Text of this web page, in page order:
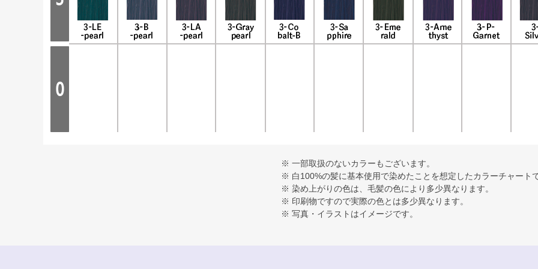
※ 一部取扱のないカラーもございます。
※ 白100%の髪に基本使用で染めたことを想定したカラーチャート
※ 染め上がりの色は、毛髪の色により多少異なります。
※ 印刷物ですので実際の色とは多少異なります。
※ 写真・イラストはイメージです。